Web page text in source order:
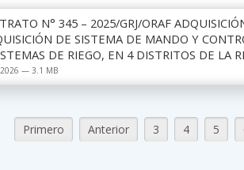
N° 345 – 2025/GRJ/ORAF
DE SISTEMA DE MANDO Y
DE RIEGO, EN 4 DISTRITOS DE LA
— 3.1 MB
Primero Anterior 3 4 5